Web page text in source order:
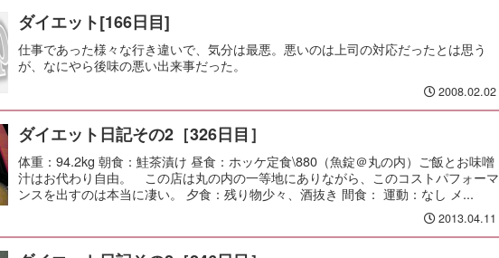
ダイエット[166日目]
仕事であった様々な行き違いで、気分は最悪。悪いのは上司の対応だったとは思う
が、なにやら後味の悪い出来事だった。
2008.02.02
ダイエット日記その2［326日目］
体重：94.2kg 朝食：鮭茶漬け 昼食：ホッケ定食\880（魚錠＠丸の内）ご飯とお味噌
汁はお代わり自由。 この店は丸の内の一等地にありながら、このコストパフォーマ
ンスを出すのは本当に凄い。 夕食：残り物少々、酒抜き 間食： 運動：なし メ...
2013.04.11